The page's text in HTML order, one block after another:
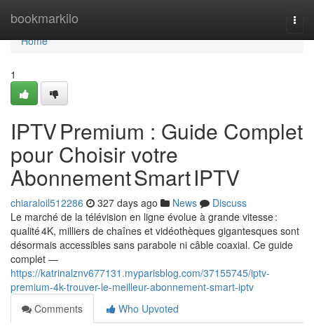
bookmarkilo
Home
Home
1
IPTV Premium : Guide Complet
pour Choisir votre
Abonnement Smart IPTV
chiaraloil512286 327 days ago News
Discuss
Le marché de la télévision en ligne évolue à grande vitesse :
qualité 4K, milliers de chaînes et vidéothèques gigantesques sont
désormais accessibles sans parabole ni câble coaxial. Ce guide
complet —
https://katrinalznv677131.myparisblog.com/37155745/iptv-
premium-4k-trouver-le-meilleur-abonnement-smart-iptv
Comments
Who Upvoted